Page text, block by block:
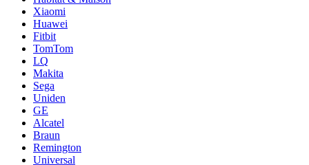
Xiaomi
Huawei
Fitbit
TomTom
LQ
Makita
Sega
Uniden
GE
Alcatel
Braun
Remington
Universal